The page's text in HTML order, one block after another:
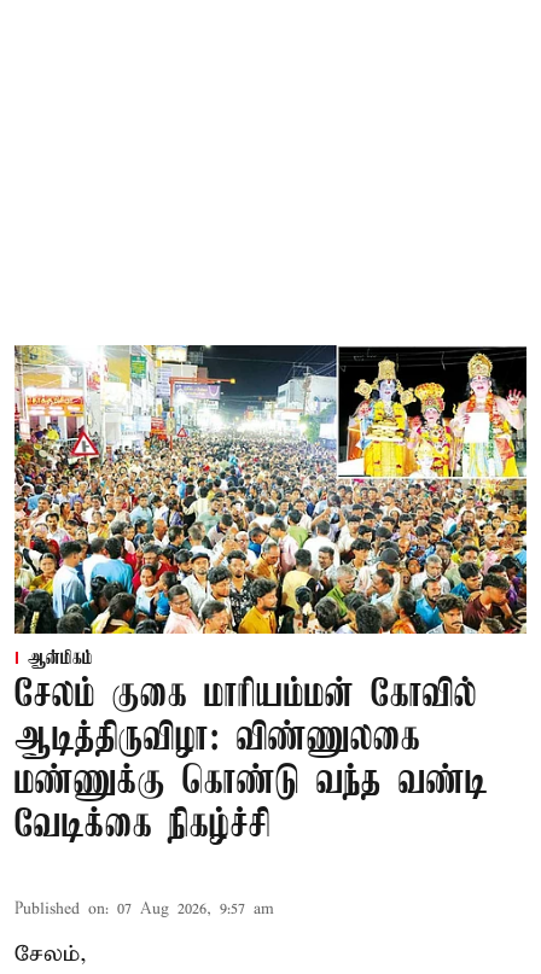
ஆன்மிகம்
சேலம் குகை மாரியம்மன் கோவில்
ஆடித்திருவிழா: விண்ணுலகை
மண்ணுக்கு கொண்டு வந்த வண்டி
வேடிக்கை நிகழ்ச்சி
Published on: 07 Aug 2026, 9:57 am
சேலம்,